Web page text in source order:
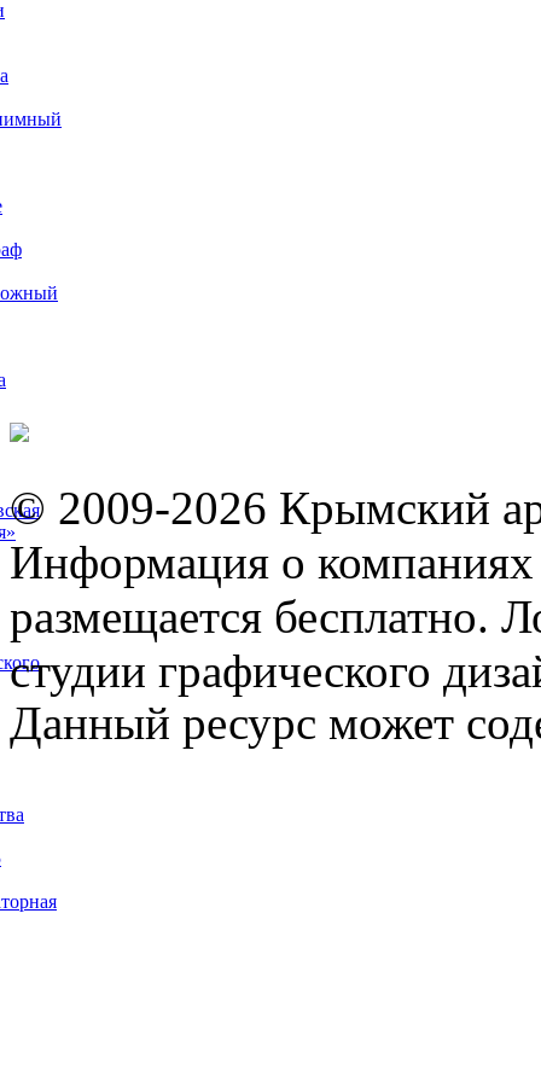
© 2009-2026 Крымский
Информация о компаниях
размещается бесплатно.
студии графического
Данный ресурс может